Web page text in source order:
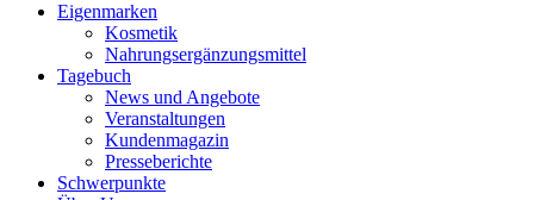
Eigenmarken
Kosmetik
Nahrungsergänzungsmittel
Tagebuch
News und Angebote
Veranstaltungen
Kundenmagazin
Presseberichte
Schwerpunkte